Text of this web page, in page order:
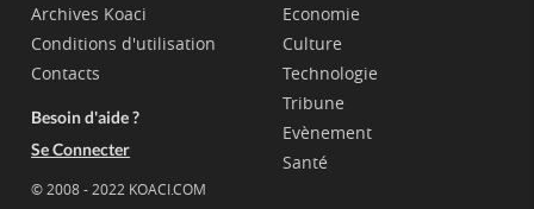
Archives Koaci
Conditions d'utilisation
Contacts
Besoin d'aide ?
Se Connecter
© 2008 - 2022 KOACI.COM
Economie
Culture
Technologie
Tribune
Evènement
Santé